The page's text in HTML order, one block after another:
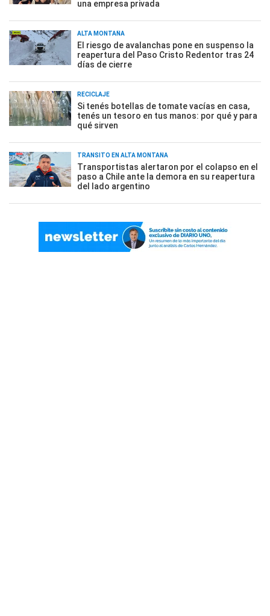
una empresa privada
ALTA MONTAÑA
El riesgo de avalanchas pone en suspenso la
reapertura del Paso Cristo Redentor tras 24
días de cierre
RECICLAJE
Si tenés botellas de tomate vacías en casa,
tenés un tesoro en tus manos: por qué y para
qué sirven
TRÁNSITO EN ALTA MONTAÑA
Transportistas alertaron por el colapso en el
paso a Chile ante la demora en su reapertura
del lado argentino